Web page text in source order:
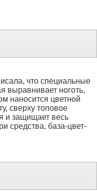
что специальные
выравнивает ноготь,
наносится цветной
сверху топовое
и защищает весь
средства, база-цвет-